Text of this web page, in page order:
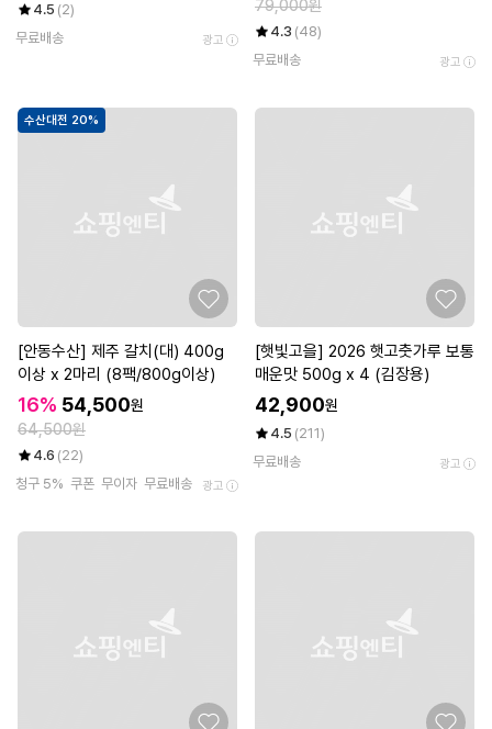
4.5 (2)
무료배송
광고
79,000원
4.3 (48)
무료배송
광고
수산대전 20%
[안동수산] 제주 갈치(대) 400g
이상 x 2마리 (8팩/800g이상)
16% 54,500원
64,500원
4.6 (22)
청구 5% 쿠폰 무이자 무료배송 광고
[햇빛고을] 2026 햇고춧가루 보통
매운맛 500g x 4 (김장용)
42,900원
4.5 (211)
무료배송
광고